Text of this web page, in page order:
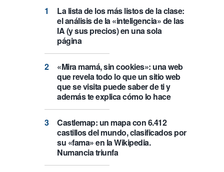
La lista de los más listos de la clase:
el análisis de la «inteligencia» de las
IA (y sus precios) en una sola
página
«Mira mamá, sin cookies»: una web
que revela todo lo que un sitio web
que se visita puede saber de ti y
además te explica cómo lo hace
Castlemap: un mapa con 6.412
castillos del mundo, clasificados por
su «fama» en la Wikipedia.
Numancia triunfa